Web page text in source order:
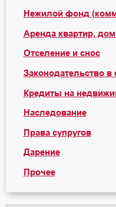
Нежилой фонд
Аренда квартир,
Отселение и снос
Законодательство
Кредиты на
Наследование
Права супругов
Дарение
Прочее